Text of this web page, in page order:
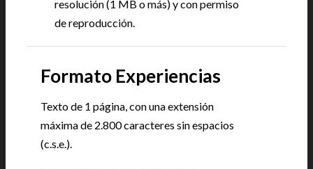
resolución (1 MB o más) y con permiso
de reproducción.
Formato Experiencias
Texto de 1 página, con una extensión
máxima de 2.800 caracteres sin espacios
(c.s.e.).